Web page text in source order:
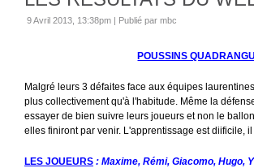
9 Avril 2013, 13:38pm | Publié par mbc
POUSSINS
Malgré leurs 3 défaites face aux équipes
plus collectivement qu'à l'habitude. Même la
essayer de bien suivre leurs joueurs et non le
elles finiront par venir. L'apprentissage est diificile,
LES JOUEURS : Maxime, Rémi, Giacomo, Hugo,